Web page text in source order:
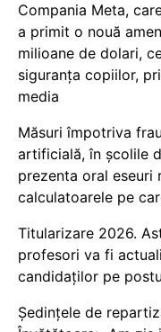
Compania Meta,
a primit o nouă
milioane de dolari,
siguranța copiilor,
media
Măsuri împotriva
artificială, în școlile
prezenta oral eseuri
calculatoarele pe
Titularizare 2026.
profesori va fi
candidaților pe
Ședințele de